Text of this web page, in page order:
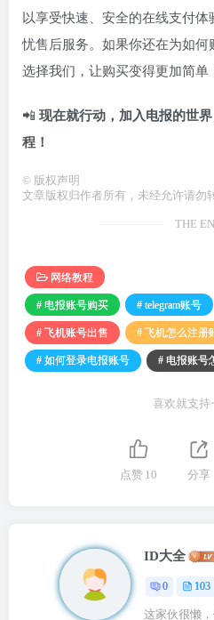
以享受快速、安全的在线支付
忧售后服务。如果你还在为如
选择我们，让购买变得更加简单
📲 现在就行动，加入电报的世
程！
© 版权声明
文章版权归作者所有，未经允许请勿
THE
网络教程
# 电报账号购买 # telegram账号
# 飞机账号出售 # 飞机怎么注册
# 如何登录电报账号 # 电报账号
喜欢就支持
点赞 10 分享
ID大全
0 103
这家伙很懒，